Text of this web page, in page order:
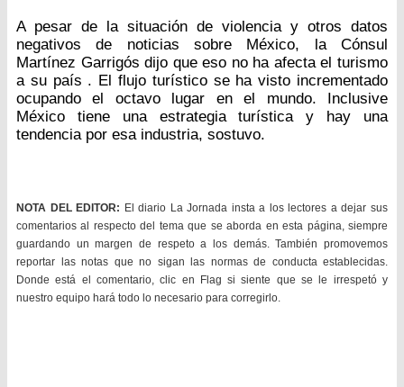
A pesar de la situación de violencia y otros datos
negativos de noticias sobre México, la Cónsul
Martínez Garrigós dijo que eso no ha afecta el turismo
a su país . El flujo turístico se ha visto incrementado
ocupando el octavo lugar en el mundo. Inclusive
México tiene una estrategia turística y hay una
tendencia por esa industria, sostuvo.
NOTA DEL EDITOR: El diario La Jornada insta a los lectores a dejar sus
comentarios al respecto del tema que se aborda en esta página, siempre
guardando un margen de respeto a los demás. También promovemos
reportar las notas que no sigan las normas de conducta establecidas.
Donde está el comentario, clic en Flag si siente que se le irrespetó y
nuestro equipo hará todo lo necesario para corregirlo.